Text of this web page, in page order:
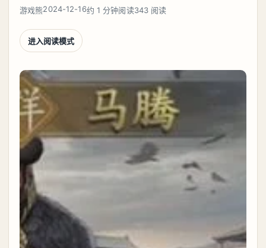
游戏熊2024-12-16约 1 分钟阅读343 阅读
进入阅读模式